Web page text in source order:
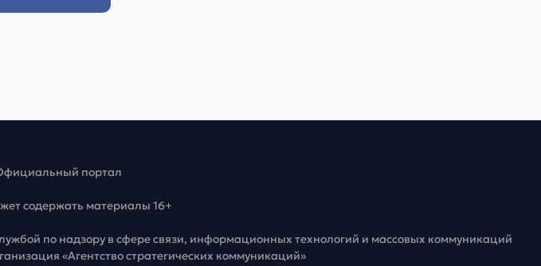
портал
содержать материалы 16+
по надзору в сфере связи, информационных технологий и массовых коммуникаций
«Агентство стратегических коммуникаций»